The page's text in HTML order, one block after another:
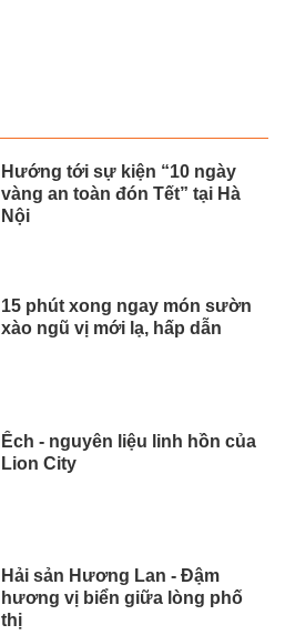
Hướng tới sự kiện “10 ngày
vàng an toàn đón Tết” tại Hà
Nội
15 phút xong ngay món sườn
xào ngũ vị mới lạ, hấp dẫn
Ếch - nguyên liệu linh hồn của
Lion City
Hải sản Hương Lan - Đậm
hương vị biển giữa lòng phố
thị